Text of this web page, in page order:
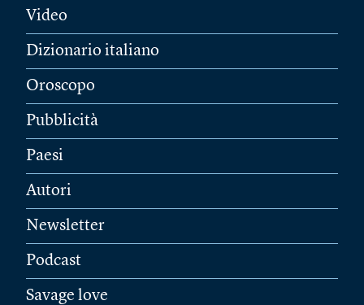
Video
Dizionario italiano
Oroscopo
Pubblicità
Paesi
Autori
Newsletter
Podcast
Savage love